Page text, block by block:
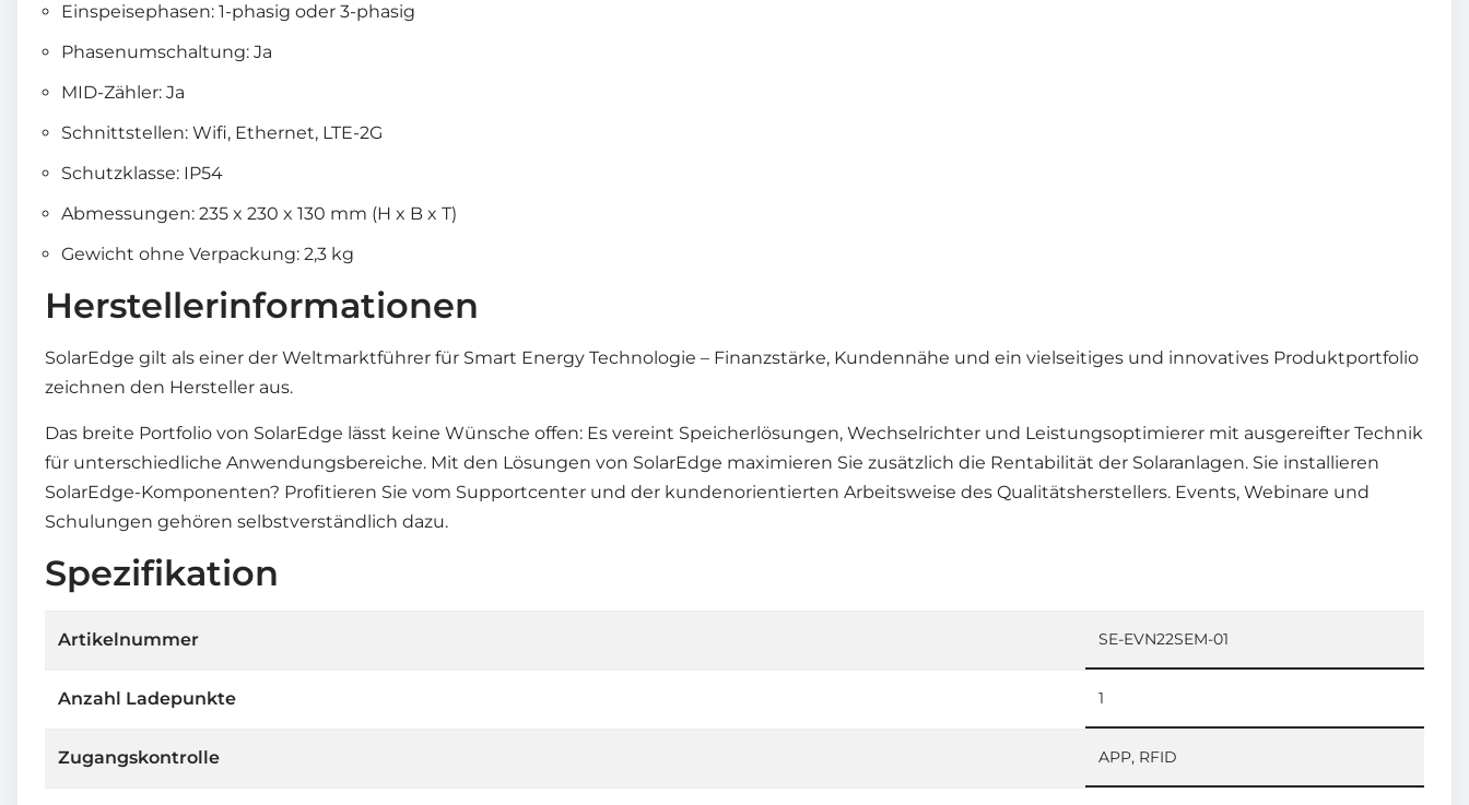
Einspeisephasen: 1-phasig oder 3-phasig
Phasenumschaltung: Ja
MID-Zähler: Ja
Schnittstellen: Wifi, Ethernet, LTE-2G
Schutzklasse: IP54
Abmessungen: 235 x 230 x 130 mm (H x B x T)
Gewicht ohne Verpackung: 2,3 kg
Herstellerinformationen
SolarEdge gilt als einer der Weltmarktführer für Smart Energy Technologie – Finanzstärke, Kundennähe und ein vielseitiges und innovatives Produktportfolio
zeichnen den Hersteller aus.
Das breite Portfolio von SolarEdge lässt keine Wünsche offen: Es vereint Speicherlösungen, Wechselrichter und Leistungsoptimierer mit ausgereifter Technik
für unterschiedliche Anwendungsbereiche. Mit den Lösungen von SolarEdge maximieren Sie zusätzlich die Rentabilität der Solaranlagen. Sie installieren
SolarEdge-Komponenten? Profitieren Sie vom Supportcenter und der kundenorientierten Arbeitsweise des Qualitätsherstellers. Events, Webinare und
Schulungen gehören selbstverständlich dazu.
Spezifikation
Artikelnummer SE-EVN22SEM-01
Anzahl Ladepunkte 1
Zugangskontrolle APP, RFID